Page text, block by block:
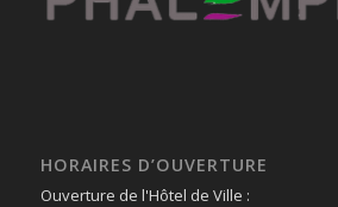
HORAIRES D’OUVERTURE
Ouverture de l'Hôtel de Ville :